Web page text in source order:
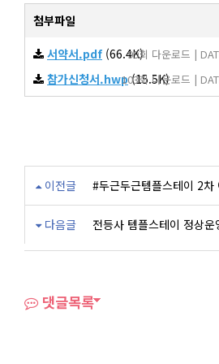
첨부파일
서약서.pdf (66.4K)99회 다운로드 |
참가신청서.hwp(15.5K)
103회 다운로드 |
이전글 #두근두근템플스테이 2차
다음글
전등사 템플스테이 정상
댓글목록